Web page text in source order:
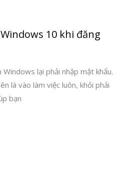
10 khi đăng
lại phải nhập mật khẩu.
là vào làm việc luôn, khỏi phải
bạn